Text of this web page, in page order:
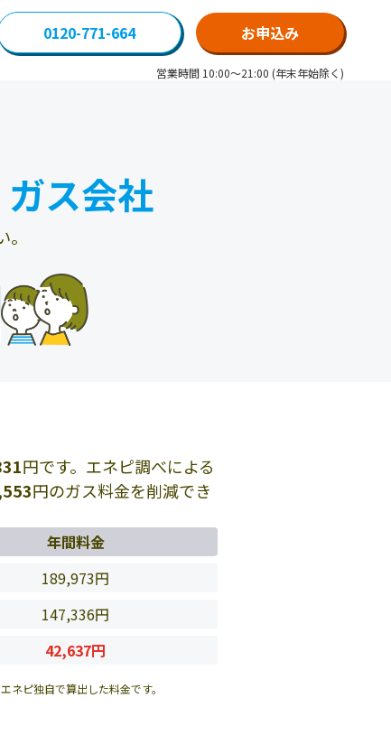
0120-771-664 お申込み
営業時間 10:00～21:00 (年末年始除く)
ガス会社
円です。エネピ調べによる
円のガス料金を削減でき
年間料金
189,973円
147,336円
42,637円
ピ独自で算出した料金です。